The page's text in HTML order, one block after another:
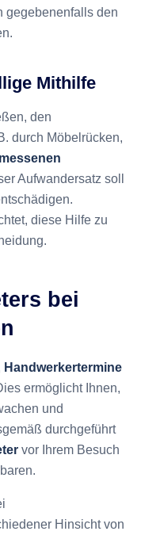
gegebenenfalls den
Mithilfe
den
durch Möbelrücken,
Aufwandersatz soll
diese Hilfe zu
bei
Handwerkertermine
ermöglicht Ihnen,
und
durchgeführt
vor Ihrem Besuch
Hinsicht von